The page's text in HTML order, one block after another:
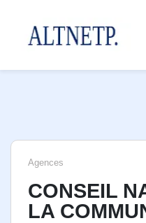
Agences
CONSEIL
LA